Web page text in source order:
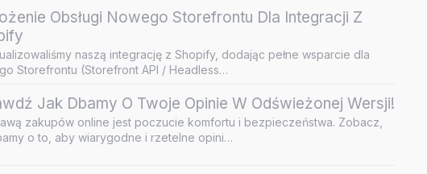
Obsługi Nowego Storefrontu Dla Integracji Z
naszą integrację z Shopify, dodając pełne wsparcie dla
Storefrontu (Storefront API / Headless…
Jak Dbamy O Twoje Opinie W Odświeżonej Wersji!
zakupów online jest poczucie komfortu i bezpieczeństwa. Zobacz,
o to, aby wiarygodne i rzetelne opini…